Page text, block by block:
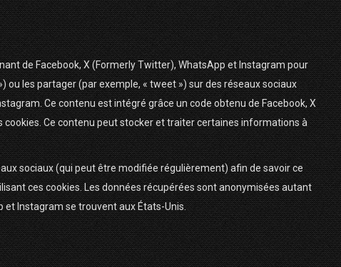
de Facebook, X (Formerly Twitter), WhatsApp et Instagram pour
ou les partager (par exemple, « tweet ») sur des réseaux sociaux
Ce contenu est intégré grâce un code obtenu de Facebook, X
Ce contenu peut stocker et traiter certaines informations à
sociaux (qui peut être modifiée régulièrement) afin de savoir ce
ces cookies. Les données récupérées sont anonymisées autant
et Instagram se trouvent aux États-Unis.